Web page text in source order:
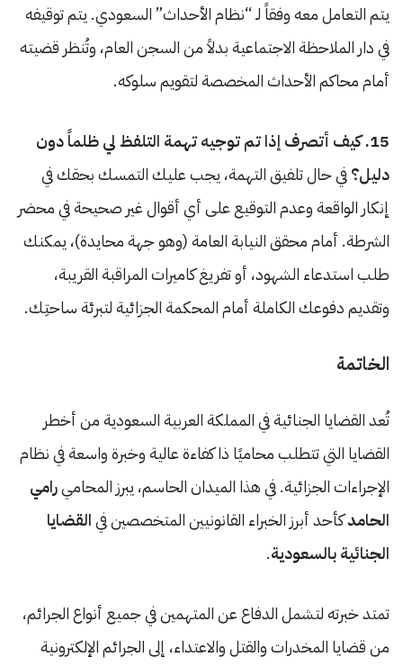
يتم التعامل معه وفقاً لـ “نظام الأحداث” السعودي. يتم توقيفه
في دار الملاحظة الاجتماعية بدلاً من السجن العام، وتُنظر قضيته
أمام محاكم الأحداث المخصصة لتقويم سلوكه.
15. كيف أتصرف إذا تم توجيه تهمة التلفظ لي ظلماً دون
دليل؟في حال تلفيق التهمة، يجب عليك التمسك بحقك في
إنكار الواقعة وعدم التوقيع على أي أقوال غير صحيحة في محضر
الشرطة. أمام محقق النيابة العامة (وهو جهة محايدة)، يمكنك
طلب استدعاء الشهود، أو تفريغ كاميرات المراقبة القريبة،
وتقديم دفوعك الكاملة أمام المحكمة الجزائية لتبرئة ساحتِك.
الخاتمة
تُعد القضايا الجنائية في المملكة العربية السعودية من أخطر
القضايا التي تتطلب محاميًا ذا كفاءة عالية وخبرة واسعة في نظام
الإجراءات الجزائية. في هذا الميدان الحاسم، يبرز المحاميرامي
الحامدكأحد أبرز الخبراء القانونيين المتخصصين فيالقضايا
الجنائية بالسعودية.
تمتد خبرته لتشمل الدفاع عن المتهمين في جميع أنواع الجرائم،
من قضايا المخدرات والقتل والاعتداء، إلى الجرائم الإلكترونية